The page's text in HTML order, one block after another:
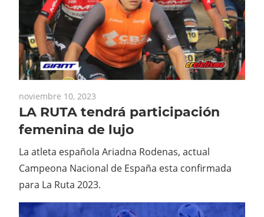
noviembre 10, 2023
LA RUTA tendrá participación
femenina de lujo
La atleta española Ariadna Rodenas, actual
Campeona Nacional de España esta confirmada
para La Ruta 2023.